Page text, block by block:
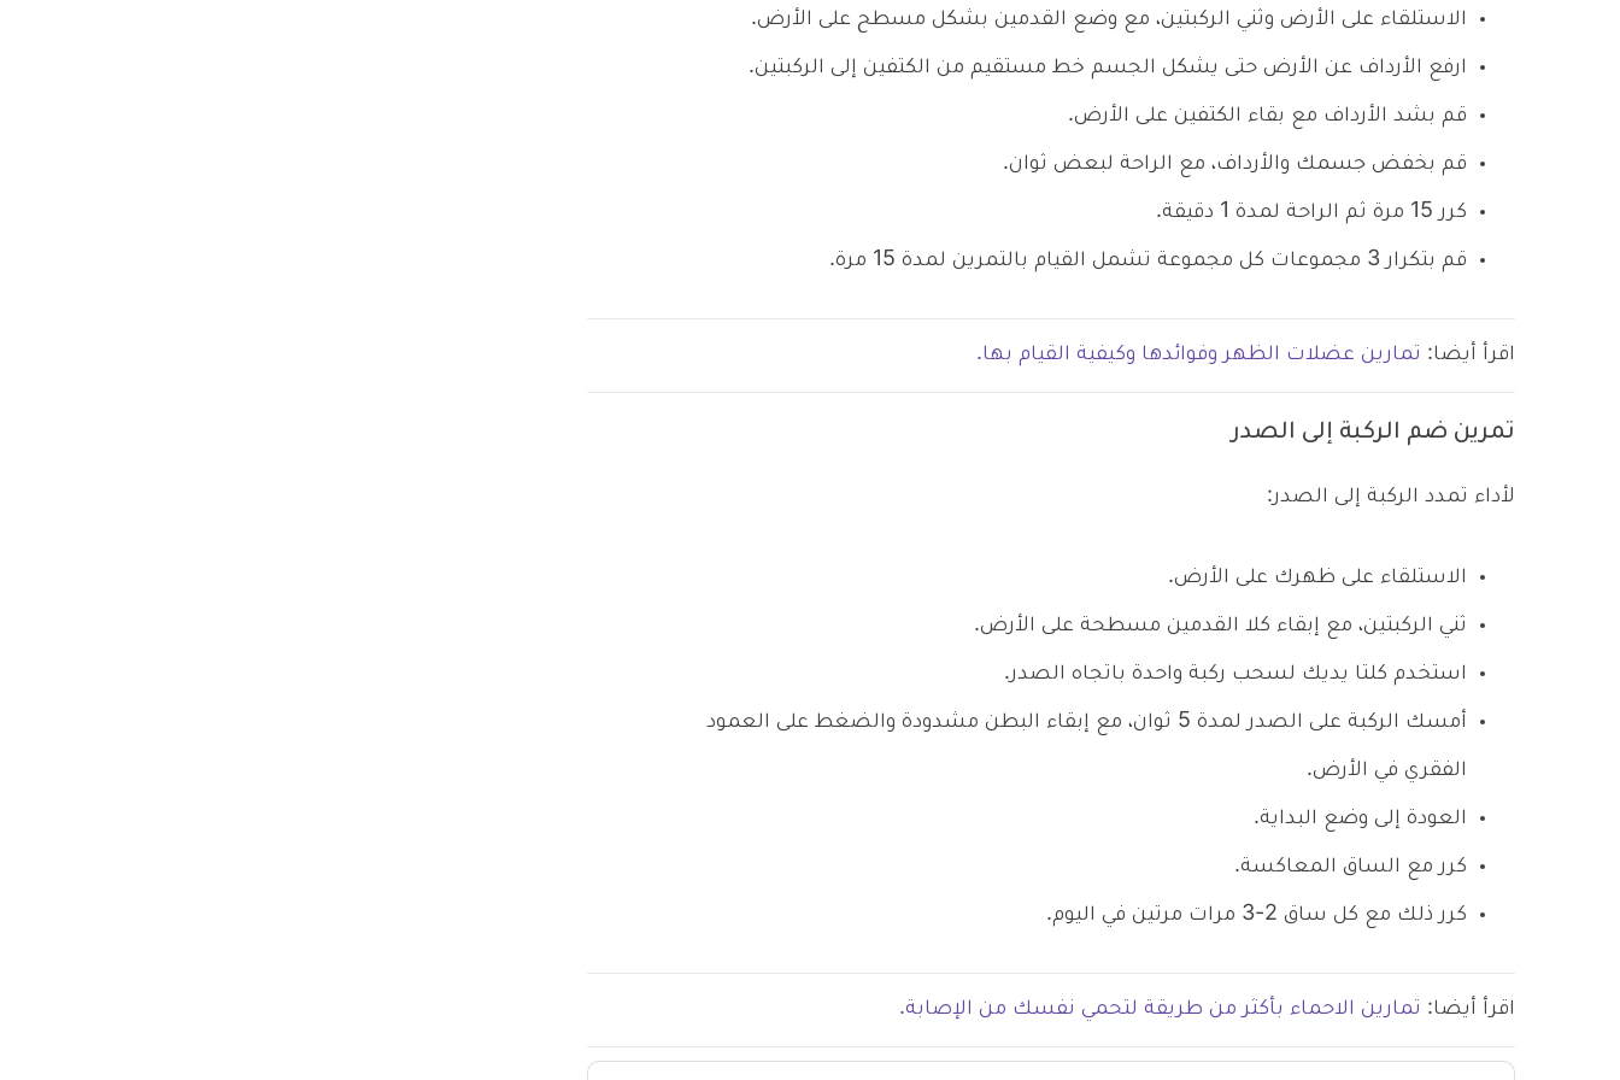
الاستلقاء على الأرض وثني الركبتين، مع وضع القدمين بشكل مسطح على الأرض.
ارفع الأرداف عن الأرض حتى يشكل الجسم خط مستقيم من الكتفين إلى الركبتين.
قم بشد الأرداف مع بقاء الكتفين على الأرض.
قم بخفض جسمك والأرداف، مع الراحة لبعض ثوان.
كرر 15 مرة ثم الراحة لمدة 1 دقيقة.
قم بتكرار 3 مجموعات كل مجموعة تشمل القيام بالتمرين لمدة 15 مرة.
اقرأ أيضا: تمارين عضلات الظهر وفوائدها وكيفية القيام بها.
تمرين ضم الركبة إلى الصدر
لأداء تمدد الركبة إلى الصدر:
الاستلقاء على ظهرك على الأرض.
ثني الركبتين، مع إبقاء كلا القدمين مسطحة على الأرض.
استخدم كلتا يديك لسحب ركبة واحدة باتجاه الصدر.
أمسك الركبة على الصدر لمدة 5 ثوان، مع إبقاء البطن مشدودة والضغط على العمود
الفقري في الأرض.
العودة إلى وضع البداية.
كرر مع الساق المعاكسة.
كرر ذلك مع كل ساق 2-3 مرات مرتين في اليوم.
اقرأ أيضا: تمارين الاحماء بأكثر من طريقة لتحمي نفسك من الإصابة.